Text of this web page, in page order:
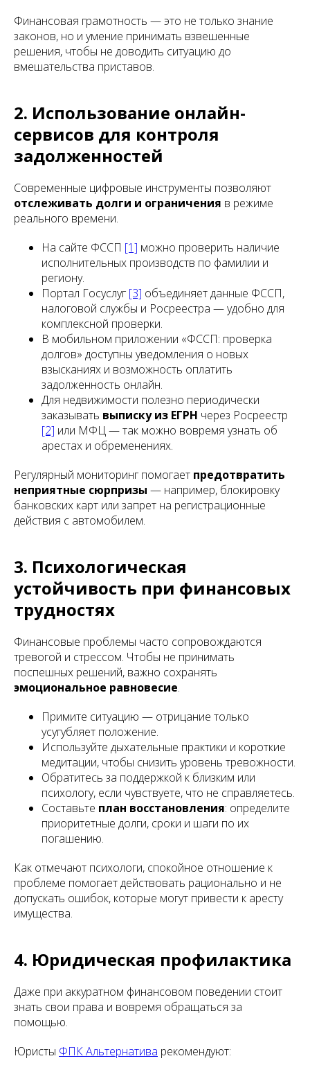
Финансовая грамотность — это не только знание
законов, но и умение принимать взвешенные
решения, чтобы не доводить ситуацию до
вмешательства приставов.
2. Использование онлайн-
сервисов для контроля
задолженностей
Современные цифровые инструменты позволяют
отслеживать долги и ограничения в режиме
реального времени.
На сайте ФССП [1] можно проверить наличие
исполнительных производств по фамилии и
региону.
Портал Госуслуг [3] объединяет данные ФССП,
налоговой службы и Росреестра — удобно для
комплексной проверки.
В мобильном приложении «ФССП: проверка
долгов» доступны уведомления о новых
взысканиях и возможность оплатить
задолженность онлайн.
Для недвижимости полезно периодически
заказывать выписку из ЕГРН через Росреестр
[2] или МФЦ — так можно вовремя узнать об
арестах и обременениях.
Регулярный мониторинг помогает предотвратить
неприятные сюрпризы — например, блокировку
банковских карт или запрет на регистрационные
действия с автомобилем.
3. Психологическая
устойчивость при финансовых
трудностях
Финансовые проблемы часто сопровождаются
тревогой и стрессом. Чтобы не принимать
поспешных решений, важно сохранять
эмоциональное равновесие.
Примите ситуацию — отрицание только
усугубляет положение.
Используйте дыхательные практики и короткие
медитации, чтобы снизить уровень тревожности.
Обратитесь за поддержкой к близким или
психологу, если чувствуете, что не справляетесь.
Составьте план восстановления: определите
приоритетные долги, сроки и шаги по их
погашению.
Как отмечают психологи, спокойное отношение к
проблеме помогает действовать рационально и не
допускать ошибок, которые могут привести к аресту
имущества.
4. Юридическая профилактика
Даже при аккуратном финансовом поведении стоит
знать свои права и вовремя обращаться за
помощью.
Юристы ФПК Альтернатива рекомендуют: